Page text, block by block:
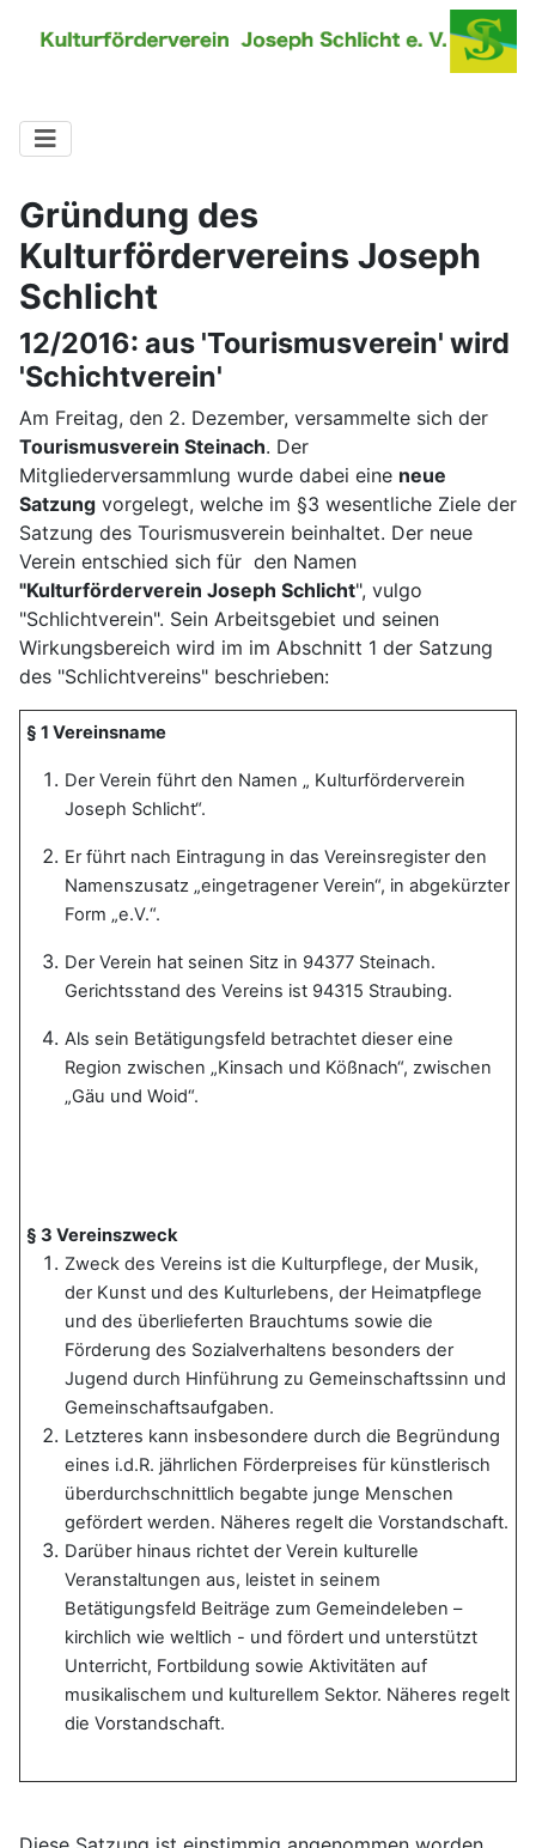
Gründung des
Kulturfördervereins Joseph
Schlicht
12/2016: aus 'Tourismusverein' wird
'Schichtverein'
Am Freitag, den 2. Dezember, versammelte sich der
Tourismusverein Steinach. Der
Mitgliederversammlung wurde dabei eine neue
Satzung vorgelegt, welche im §3 wesentliche Ziele der
Satzung des Tourismusverein beinhaltet. Der neue
Verein entschied sich für den Namen
"Kulturförderverein Joseph Schlicht", vulgo
"Schlichtverein". Sein Arbeitsgebiet und seinen
Wirkungsbereich wird im im Abschnitt 1 der Satzung
des "Schlichtvereins" beschrieben:
§ 1 Vereinsname
Der Verein führt den Namen „ Kulturförderverein
Joseph Schlicht“.
Er führt nach Eintragung in das Vereinsregister den
Namenszusatz „eingetragener Verein“, in abgekürzter
Form „e.V.“.
Der Verein hat seinen Sitz in 94377 Steinach.
Gerichtsstand des Vereins ist 94315 Straubing.
Als sein Betätigungsfeld betrachtet dieser eine
Region zwischen „Kinsach und Kößnach“, zwischen
„Gäu und Woid“.
§ 3 Vereinszweck
Zweck des Vereins ist die Kulturpflege, der Musik,
der Kunst und des Kulturlebens, der Heimatpflege
und des überlieferten Brauchtums sowie die
Förderung des Sozialverhaltens besonders der
Jugend durch Hinführung zu Gemeinschaftssinn und
Gemeinschaftsaufgaben.
Letzteres kann insbesondere durch die Begründung
eines i.d.R. jährlichen Förderpreises für künstlerisch
überdurchschnittlich begabte junge Menschen
gefördert werden. Näheres regelt die Vorstandschaft.
Darüber hinaus richtet der Verein kulturelle
Veranstaltungen aus, leistet in seinem
Betätigungsfeld Beiträge zum Gemeindeleben –
kirchlich wie weltlich - und fördert und unterstützt
Unterricht, Fortbildung sowie Aktivitäten auf
musikalischem und kulturellem Sektor. Näheres regelt
die Vorstandschaft.